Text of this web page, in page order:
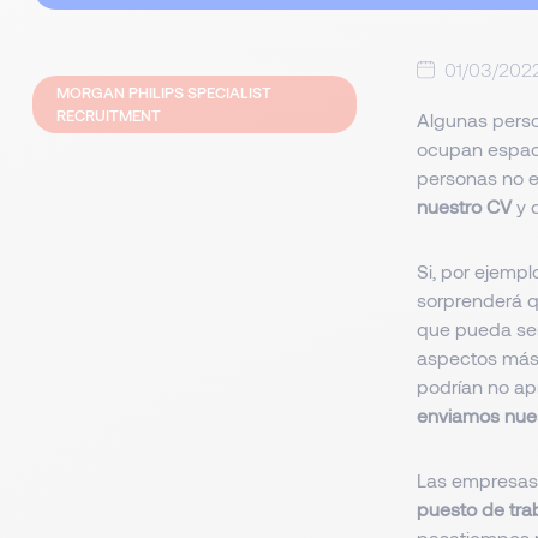
01/03/
Algunas
ocupan
personas no
nuestro CVy
Si, por
sorprenderá
que pueda
aspectos
podrían no
enviamos
Las
puesto de
MORGAN PHILIPS SPECIALIST
RECRUITMENT